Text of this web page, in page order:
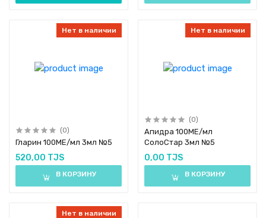
Нет в наличии
(0)
Гларин 100МЕ/мл 3мл №5
520,00 TJS
В КОРЗИНУ
Нет в наличии
(0)
Апидра 100МЕ/мл
СолоСтар 3мл №5
0,00 TJS
В КОРЗИНУ
Нет в наличии